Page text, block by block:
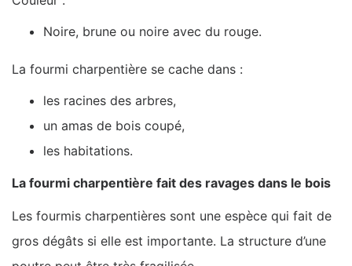
Noire, brune ou noire avec du rouge.
La fourmi charpentière se cache dans :
les racines des arbres,
un amas de bois coupé,
les habitations.
La fourmi charpentière fait des ravages dans le bois
Les fourmis charpentières sont une espèce qui fait de
gros dégâts si elle est importante. La structure d’une